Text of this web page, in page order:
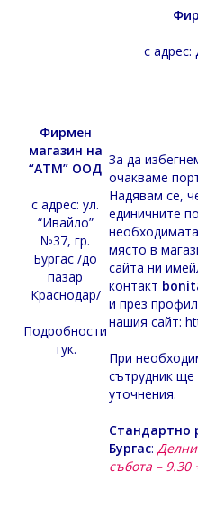
Фирмен
магазин на
“АТМ” ООД
с адрес: ул.
“Ивайло”
№37, гр.
Бургас /до
пазар
Краснодар/
Подробности
тук.
с
За да
очакваме
Надявам се,
единичните
място в
сайта ни
контакт
и през
нашия сайт:
При
сътрудник ще
уточнения.
Стандартно
Бургас:
събота – 9.30